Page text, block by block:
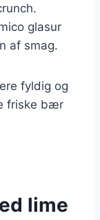
glasur
af smag.
fyldig og
friske bær
lime